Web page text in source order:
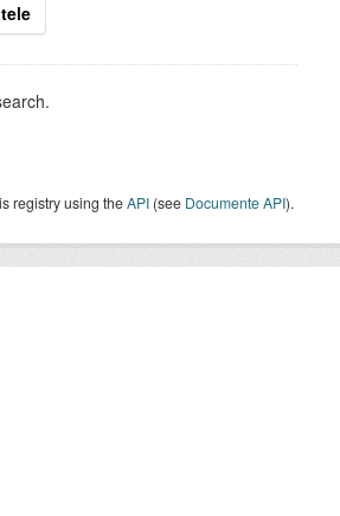
registry using theAPI (see Documente API).